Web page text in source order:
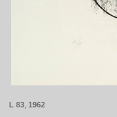
L 83, 1962